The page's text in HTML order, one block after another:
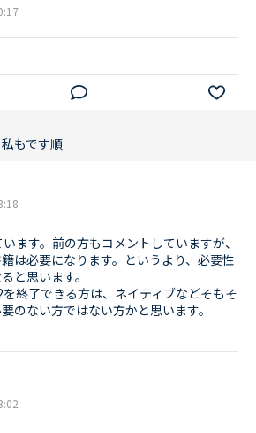
私もです順
ます。前の方もコメントしていますが、
は必要になります。というより、必要性
と思います。
終了できる方は、ネイティブなどそもそ
のない方ではない方かと思います。